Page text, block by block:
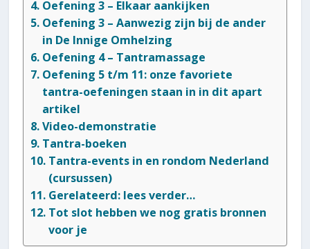
Oefening 3 – Elkaar aankijken
Oefening 3 – Aanwezig zijn bij de ander
in De Innige Omhelzing
Oefening 4 – Tantramassage
Oefening 5 t/m 11: onze favoriete
tantra-oefeningen staan in in dit apart
artikel
Video-demonstratie
Tantra-boeken
Tantra-events in en rondom Nederland
(cursussen)
Gerelateerd: lees verder…
Tot slot hebben we nog gratis bronnen
voor je